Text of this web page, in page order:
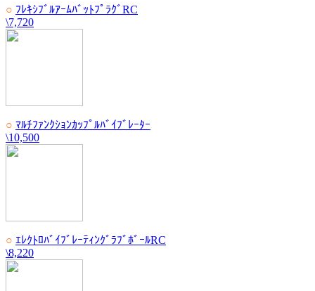
○ ﾌﾚｷｼﾌﾞﾙｱｰﾑﾊﾞｯﾄﾌﾟﾗｸﾞRC
\7,720
○ ﾏﾙﾁﾌｧﾝｸｼｮﾝｶｯﾌﾟﾙﾊﾞｲﾌﾞﾚｰﾀｰ
\10,500
○ ｴﾚｸﾄﾛﾊﾞｲﾌﾞﾚｰﾃｨﾝｸﾞﾗﾌﾞﾎﾞｰﾙRC
\8,220